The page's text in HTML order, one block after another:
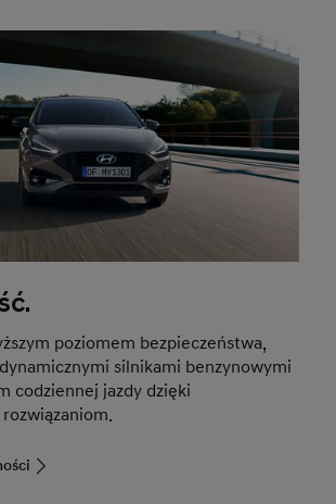
poziomem bezpieczeństwa,
silnikami benzynowymi
codziennej jazdy dzięki